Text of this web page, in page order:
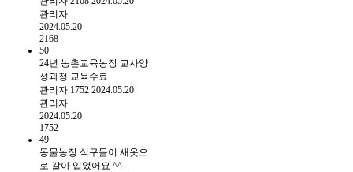
관리자
2024.05.20
2168
50
24년 농촌교육농장 교사양
성과정 교육수료
관리자 1752 2024.05.20
관리자
2024.05.20
1752
49
동물농장 식구들이 새옷으
로 갈아 입었어요 ^^